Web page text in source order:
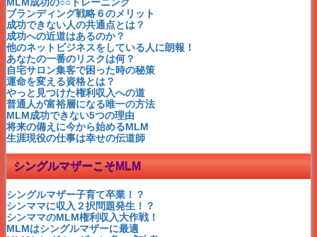
普通の人が最短で成功できるMLM
これからの時代はフリースタイルのMLM
MLM月収１００万円が夢で終わらない理由
MLM１００％成功できる３つの鍵～３つ目の鍵
MLM１００％成功できる３つの鍵～２つ目の鍵
MLM１００％成功できる３つの鍵～1つ目の鍵
楽しむことがMLM成功への道
MLM情報の嘘と真実
MLMは自分が実感する
MLMの魔の関門
MLM×リーダーの出現
MLMフォローの優先順位
MLMのフォローは３段下まで
MLM×５人のメンバーを獲得
MLMは甘い言葉はNG
MLMは継続して成功する
MLMのトレーニング期間
MLMに必要な時間
失敗しないMLMの会社選び
MLMはセールスではない
ブランディング戦略６のメリット
成功できない人の共通点とは？
成功への近道はあるのか？
他のネットビジネスをしている人に朗報！
あなたの一番のリスクは何？
自宅サロン集客で困った時の秘策
運命を変える資格とは？
やっと見つけた権利収入への道
普通人が富裕層になる唯一の方法
MLM成功できない5つの理由
将来の備えに今から始めるMLM
生涯現役の仕事は幸せの伝道師
シングルマザーこそMLM
シングルマザー子育て卒業！？
シンママに収入２択問題発生！？
シンママのMLM権利収入大作戦！
MLMはシングルマザーに最適